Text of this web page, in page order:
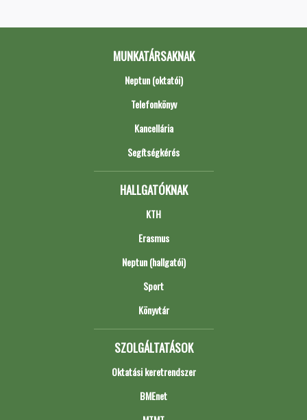
MUNKATÁRSAKNAK
Neptun (oktatói)
Telefonkönyv
Kancellária
Segítségkérés
HALLGATÓKNAK
KTH
Erasmus
Neptun (hallgatói)
Sport
Könyvtár
SZOLGÁLTATÁSOK
Oktatási keretrendszer
BMEnet